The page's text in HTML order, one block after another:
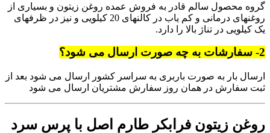
گروه محصول سالم قادر به فروش عمده روغن زیتون و بسیاری از
روغنهای درمانی و کم یاب در کالنهای 20 کیلویی و نیز در ظرفهای
یک کیلویی در تناژ بالا را دارد.
2- سفارشات به چه صورت ارسال می شود؟
ارسال بار به صورت باربری به سراسر کشور ارسال می شود بعد از
ثبت سفارش در همان روز سفارش مشتریان ارسال می شود
روغن زیتون فرابکر طارم اصل با پرس سرد